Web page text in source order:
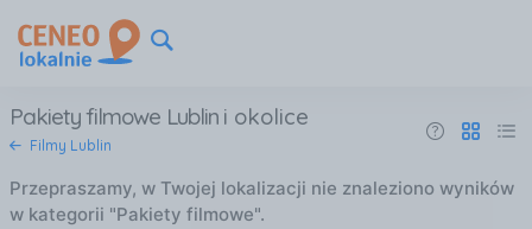
Pakiety filmowe Lublin i okolice
Filmy Lublin
Przepraszamy, w Twojej lokalizacji nie znaleziono wyników
w kategorii "Pakiety filmowe".